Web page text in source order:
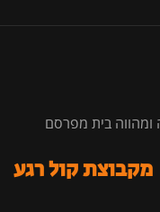
ומהווה בית מפרסם
מקבוצת קול רגע